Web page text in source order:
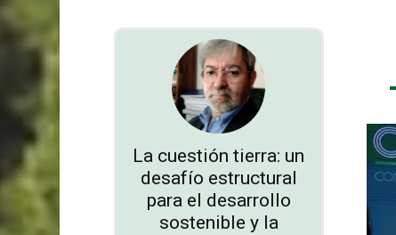
La cuestión tierra: un
desafío estructural
para el desarrollo
sostenible y la